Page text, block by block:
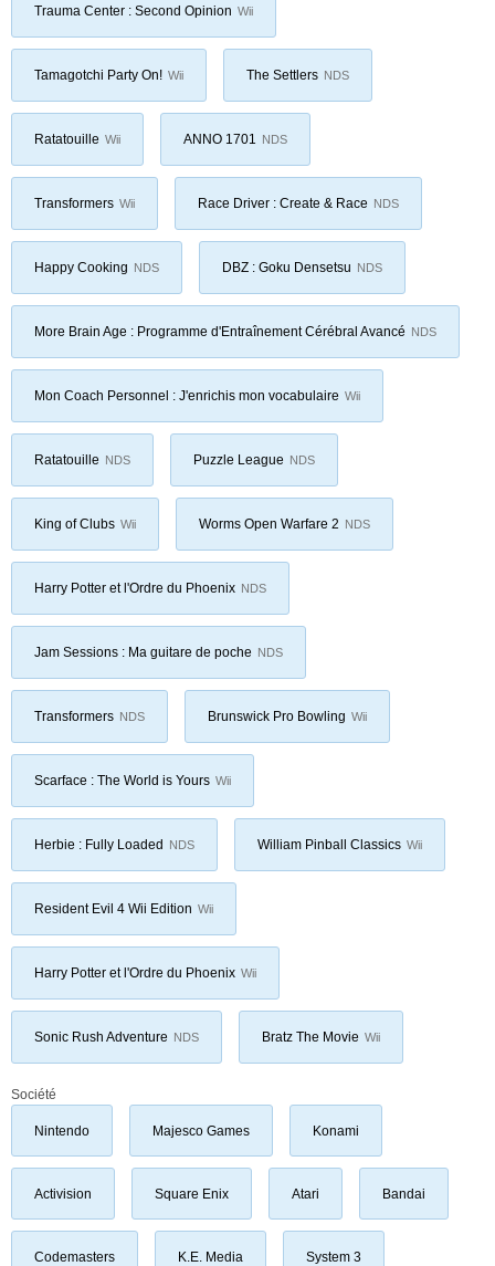
Trauma Center : Second Opinion Wii
Tamagotchi Party On! Wii The Settlers NDS
Ratatouille Wii ANNO 1701 NDS
Transformers Wii Race Driver : Create & Race NDS
Happy Cooking NDS DBZ : Goku Densetsu NDS
More Brain Age : Programme d'Entraînement Cérébral Avancé NDS
Mon Coach Personnel : J'enrichis mon vocabulaire Wii
Ratatouille NDS Puzzle League NDS
King of Clubs Wii Worms Open Warfare 2 NDS
Harry Potter et l'Ordre du Phoenix NDS
Jam Sessions : Ma guitare de poche NDS
Transformers NDS Brunswick Pro Bowling Wii
Scarface : The World is Yours Wii
Herbie : Fully Loaded NDS William Pinball Classics Wii
Resident Evil 4 Wii Edition Wii
Harry Potter et l'Ordre du Phoenix Wii
Sonic Rush Adventure NDS Bratz The Movie Wii
Société
Nintendo Majesco Games Konami
Activision Square Enix Atari Bandai
Codemasters K.E. Media System 3